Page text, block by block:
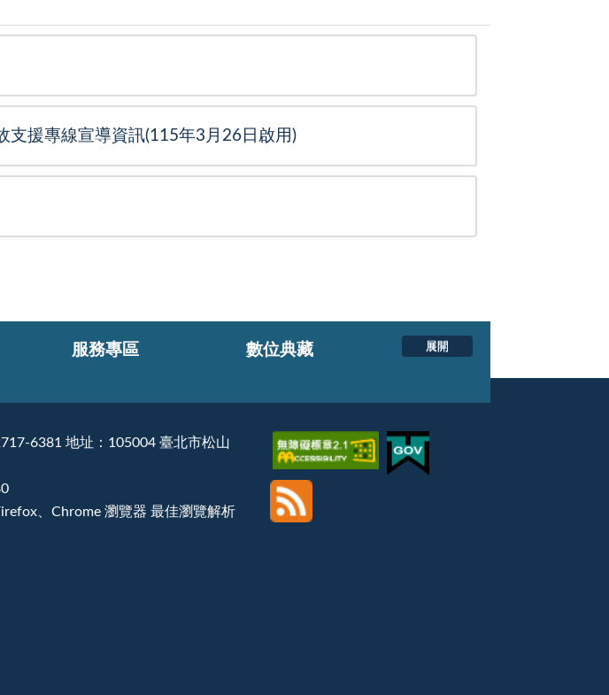
支援專線宣導資訊(115年3月26日啟用)
展開
服務專區 數位典藏
6381 地址：105004 臺北市松山
、Chrome 瀏覽器 最佳瀏覽解析